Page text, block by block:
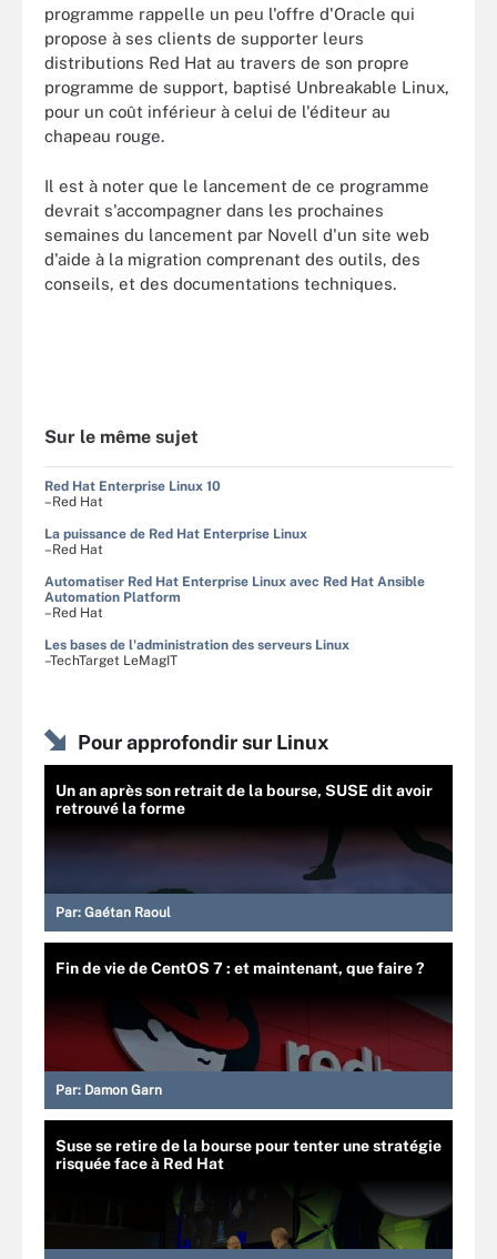
programme rappelle un peu l'offre d'Oracle qui
propose à ses clients de supporter leurs
distributions Red Hat au travers de son propre
programme de support, baptisé Unbreakable Linux,
pour un coût inférieur à celui de l'éditeur au
chapeau rouge.
Il est à noter que le lancement de ce programme
devrait s'accompagner dans les prochaines
semaines du lancement par Novell d'un site web
d'aide à la migration comprenant des outils, des
conseils, et des documentations techniques.
Sur le même sujet
Red Hat Enterprise Linux 10
–Red Hat
La puissance de Red Hat Enterprise Linux
–Red Hat
Automatiser Red Hat Enterprise Linux avec Red Hat Ansible
Automation Platform
–Red Hat
Les bases de l'administration des serveurs Linux
–TechTarget LeMagIT
Pour approfondir sur Linux
Un an après son retrait de la bourse, SUSE dit avoir
retrouvé la forme
Par: Gaétan Raoul
Fin de vie de CentOS 7 : et maintenant, que faire ?
Par: Damon Garn
Suse se retire de la bourse pour tenter une stratégie
risquée face à Red Hat